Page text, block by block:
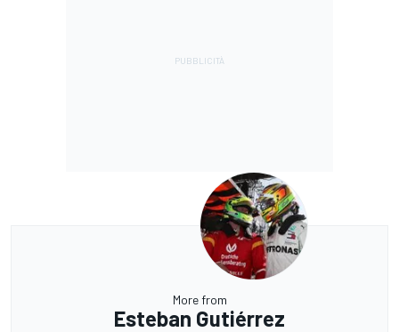
More from
Esteban Gutiérrez